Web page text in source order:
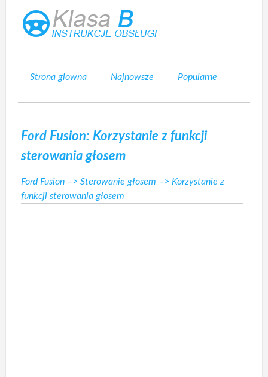
Strona glowna Najnowsze Popularne
Ford Fusion: Korzystanie z funkcji
sterowania głosem
Ford Fusion –> Sterowanie głosem –> Korzystanie z
funkcji sterowania głosem